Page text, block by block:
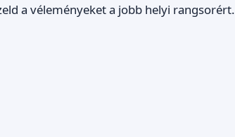
a véleményeket a jobb helyi rangsorért.